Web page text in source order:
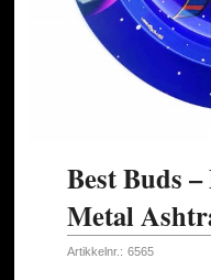
Best Buds
Metal
Artikkelnr.: 6565